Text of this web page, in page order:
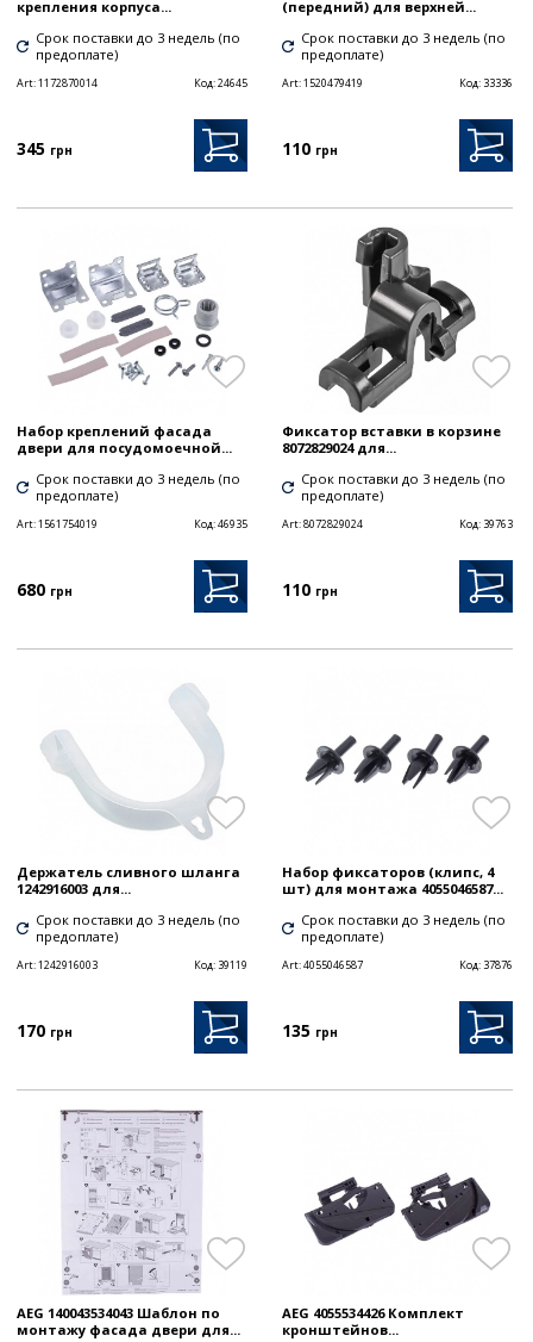
крепления корпуса...
Срок поставки до 3 недель (по
предоплате)
Art:1172870014 Код:24645
345 грн
(передний) для верхней...
Срок поставки до 3 недель (по
предоплате)
Art:1520479419 Код: 33336
110 грн
Набор креплений фасада
двери для посудомоечной...
Срок поставки до 3 недель (по
предоплате)
Art:1561754019 Код:46935
680 грн
Фиксатор вставки в корзине
8072829024 для...
Срок поставки до 3 недель (по
предоплате)
Art:8072829024 Код: 39763
110 грн
Держатель сливного шланга
1242916003 для...
Срок поставки до 3 недель (по
предоплате)
Art:1242916003 Код: 39119
170 грн
Набор фиксаторов (клипс, 4
шт) для монтажа 4055046587...
Срок поставки до 3 недель (по
предоплате)
Art:4055046587 Код: 37876
135 грн
AEG 140043534043 Шаблон по
монтажу фасада двери для...
AEG 4055534426 Комплект
кронштейнов...